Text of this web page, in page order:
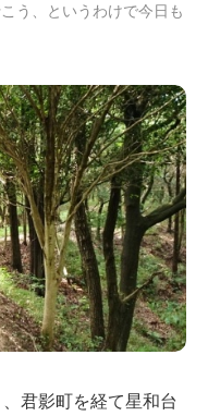
う、というわけで今日も
君影町を経て星和台